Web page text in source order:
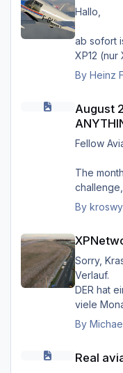
Greets
Hallo,
ab sofort
XP12
Shop
Gruß Heinz
By Heinz
August
Fellow
The
focus of
some
Climbing
humid summer
but there
due to
PDT5885
By
Sorry,
Verlauf.
DER hat
viele
gemacht,
mit
Das
By
Real